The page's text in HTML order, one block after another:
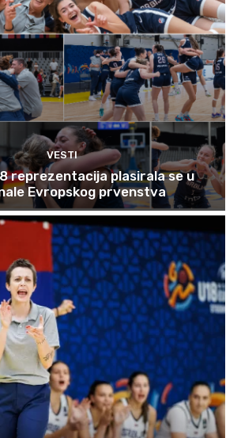
VESTI
reprezentacija plasirala se u
Evropskog prvenstva